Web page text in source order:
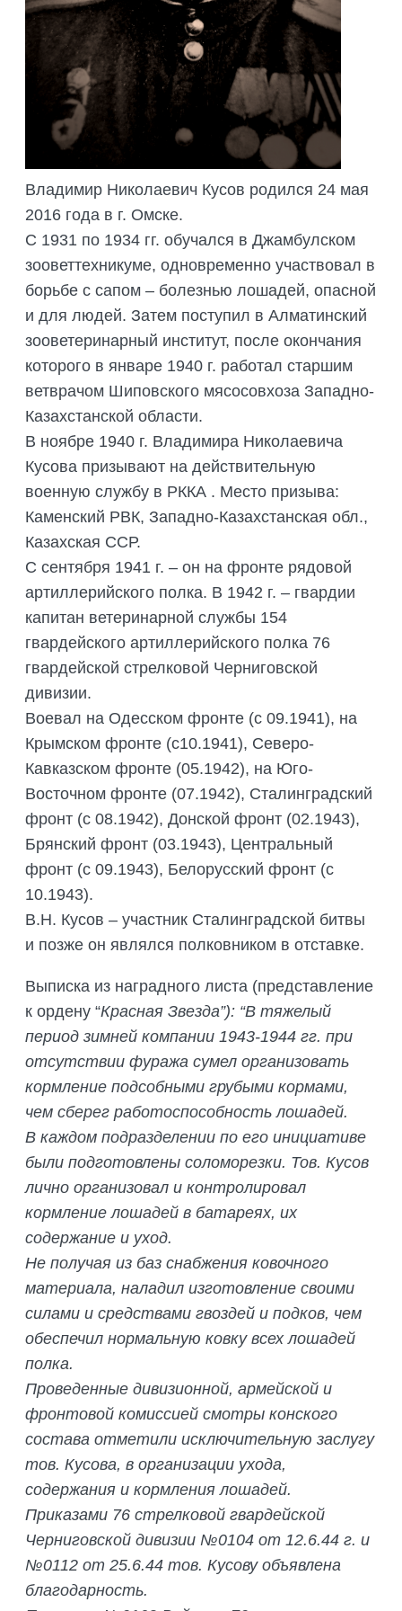
ОБОСНОВАНИЙ
ОРГАНИЗАЦИЯ ТРЕНИНГОВ И
СЕМИНАРОВ, ПОЛЕВЫХ ЭКСКУРСИЙ
ОРГАНИЗАЦИЯ ПОЛЕВЫХ ПРАКТИК,
СТАЖИРОВОК
СОВМЕСТНО С НАУЧНЫМ
ОБЩЕСТВОМ ТЕТИС
СЕЛЕВИНИЯ
SAIGA NEWS
Владимир Николаевич Кусов родился 24 мая
2016 года в г. Омске.
С 1931 по 1934 гг. обучался в Джамбулском
зооветтехникуме, одновременно участвовал в
борьбе с сапом – болезнью лошадей, опасной
и для людей. Затем поступил в Алматинский
зооветеринарный институт, после окончания
которого в январе 1940 г. работал старшим
ветврачом Шиповского мясосовхоза Западно-
Казахстанской области.
В ноябре 1940 г. Владимира Николаевича
Кусова призывают на действительную
военную службу в РККА . Место призыва:
Каменский РВК, Западно-Казахстанская обл.,
Казахская ССР.
С сентября 1941 г. – он на фронте рядовой
артиллерийского полка. В 1942 г. – гвардии
капитан ветеринарной службы 154
гвардейского артиллерийского полка 76
гвардейской стрелковой Черниговской
дивизии.
Воевал на Одесском фронте (с 09.1941), на
Крымском фронте (с10.1941), Северо-
Кавказском фронте (05.1942), на Юго-
Восточном фронте (07.1942), Сталинградский
фронт (с 08.1942), Донской фронт (02.1943),
Брянский фронт (03.1943), Центральный
фронт (с 09.1943), Белорусский фронт (с
10.1943).
В.Н. Кусов – участник Сталинградской битвы
и позже он являлся полковником в отставке.
Выписка из наградного листа (представление
к ордену “Красная Звезда”): “В тяжелый
период зимней компании 1943-1944 гг. при
отсутствии фуража сумел организовать
кормление подсобными грубыми кормами,
чем сберег работоспособность лошадей.
В каждом подразделении по его инициативе
были подготовлены соломорезки. Тов. Кусов
лично организовал и контролировал
кормление лошадей в батареях, их
содержание и уход.
Не получая из баз снабжения ковочного
материала, наладил изготовление своими
силами и средствами гвоздей и подков, чем
обеспечил нормальную ковку всех лошадей
полка.
Проведенные дивизионной, армейской и
фронтовой комиссией смотры конского
состава отметили исключительную заслугу
тов. Кусова, в организации ухода,
содержания и кормления лошадей.
Приказами 76 стрелковой гвардейской
Черниговской дивизии №0104 от 12.6.44 г. и
№0112 от 25.6.44 тов. Кусову объявлена
благодарность.